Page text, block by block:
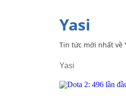
Yasi
Tin tức mới nhất về
Yasi